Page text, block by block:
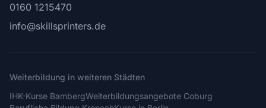
0160 1215470
info@skillsprinters.de
Weiterbildung in weiteren Städten
IHK-Kurse BambergWeiterbildungsangebote Coburg